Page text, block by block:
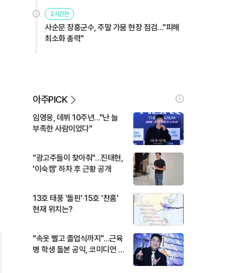
2시간전
사순문 장흥군수, 주말 가뭄 현장 점검…"피해
최소화 총력"
아주PICK
임영웅, 데뷔 10주년…"난 늘
부족한 사람이었다"
"광고주들이 찾아줘"…진태현,
'이숙캠' 하차 후 근황 공개
13호 태풍 '돌핀'·15호 '찬홈'
현재 위치는?
"속옷 빨고 졸업식까지"…근육
병 학생 돌본 공익, 코미디언 김